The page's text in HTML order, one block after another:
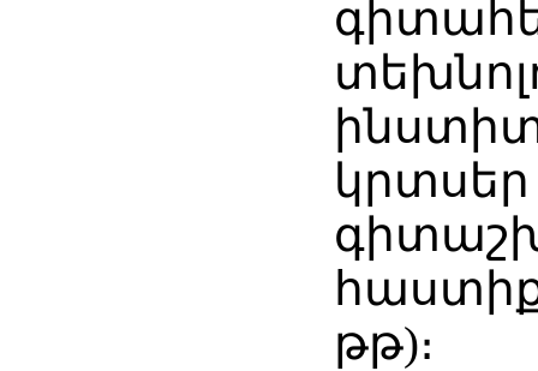
կրտսեր
թթ)։